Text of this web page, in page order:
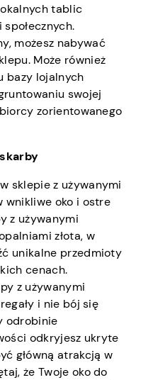
tablic
społecznych.
możesz nabywać
Może również
bazy lojalnych
swojej
zorientowanego
sklepie z używanymi
wnikliwe oko i ostre
z używanymi
złota, w
unikalne przedmioty
cenach.
z używanymi
i nie bój się
odrobinie
odkryjesz ukryte
główną atrakcją w
że Twoje oko do